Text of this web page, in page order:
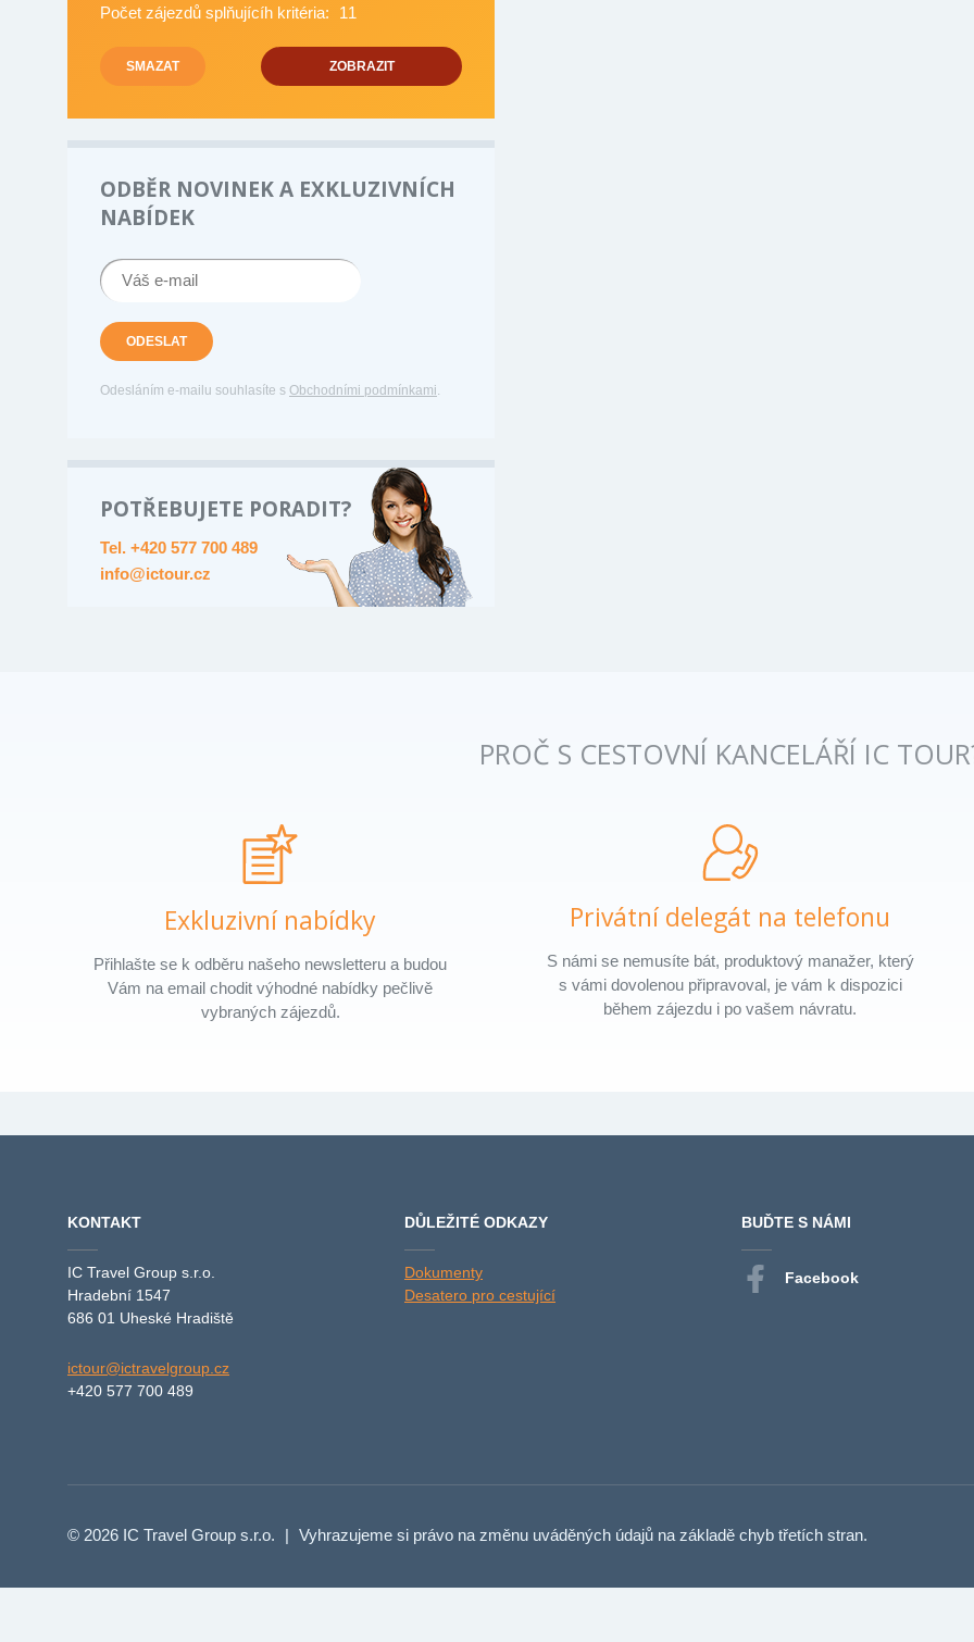
Počet zájezdů splňujícíh kritéria: 11
SMAZAT ZOBRAZIT
ODBĚR NOVINEK A EXKLUZIVNÍCH
NABÍDEK
ODESLAT
Odesláním e-mailu souhlasíte s Obchodními podmínkami.
POTŘEBUJETE PORADIT?
Tel. +420 577 700 489
info@ictour.cz
PROČ S CESTOVNÍ KANCELÁŘÍ IC
Exkluzivní nabídky
Přihlašte se k odběru našeho newsletteru a budou
Vám na email chodit výhodné nabídky pečlivě
vybraných zájezdů.
Privátní delegát na telefonu
S námi se nemusíte bát, produktový manažer, který
s vámi dovolenou připravoval, je vám k dispozici
během zájezdu i po vašem návratu.
KONTAKT
IC Travel Group s.r.o.
Hradební 1547
686 01 Uheské Hradiště
ictour@ictravelgroup.cz
+420 577 700 489
DŮLEŽITÉ ODKAZY
Dokumenty
Desatero pro cestující
BUĎTE S NÁMI
Facebook
© 2026 IC Travel Group s.r.o. | Vyhrazujeme si právo na změnu uváděných údajů na základě chyb třetích stran.